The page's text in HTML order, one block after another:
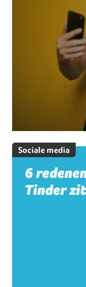
Sociale media
6
Tinder zit